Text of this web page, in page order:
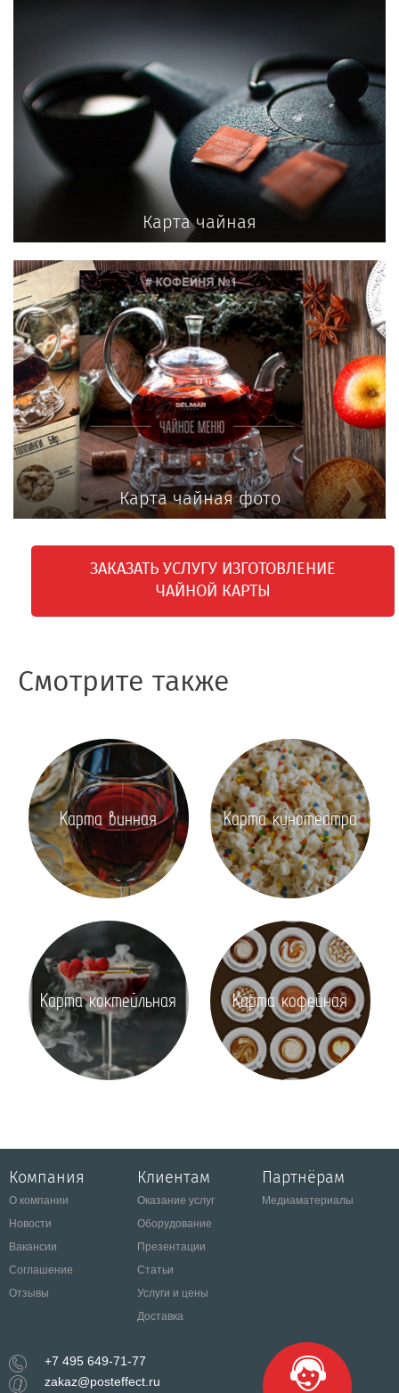
Карта чайная
Карта чайная фото
ЗАКАЗАТЬ УСЛУГУ ИЗГОТОВЛЕНИЕ
ЧАЙНОЙ КАРТЫ
Смотрите также
Карта винная Карта кинотеатра
Карта коктейльная Карта кофейная
Компания
О компании
Новости
Вакансии
Соглашение
Отзывы
Клиентам
Оказание услуг
Оборудование
Презентации
Статьи
Услуги и цены
Доставка
Партнёрам
Медиаматериалы
+7 495 649-71-77
zakaz@posteffect.ru